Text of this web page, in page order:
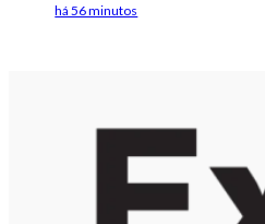
há 56 minutos